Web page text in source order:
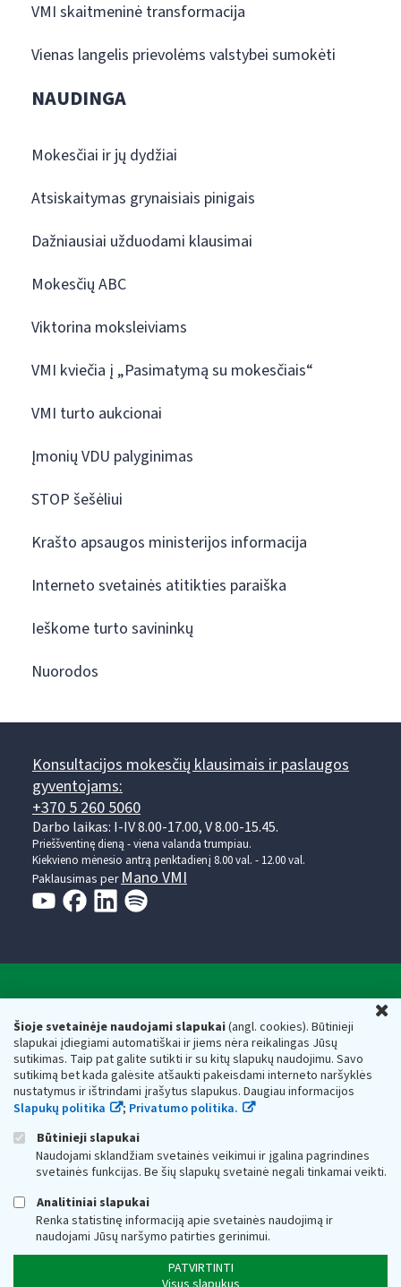
Šioje svetainėje naudojami slapukai(angl. cookies). Būtinieji
slapukai įdiegiami automatiškai ir jiems nėra reikalingas Jūsų
sutikimas. Taip pat galite sutikti ir su kitų slapukų naudojimu. Savo
sutikimą bet kada galėsite atšaukti pakeisdami interneto naršyklės
nustatymus ir ištrindami įrašytus slapukus. Daugiau informacijos
Slapukų politika
; Privatumo politika.
Būtinieji slapukai
Naudojami sklandžiam svetainės veikimui ir įgalina pagrindines
svetainės funkcijas. Be šių slapukų svetainė negali tinkamai veikti.
Analitiniai slapukai
Renka statistinę informaciją apie svetainės naudojimą ir
naudojami Jūsų naršymo patirties gerinimui.
PATVIRTINTI
VMI skaitmeninė transformacija
Vienas langelis prievolėms valstybei sumokėti
NAUDINGA
Mokesčiai ir jų dydžiai
Atsiskaitymas grynaisiais pinigais
Dažniausiai užduodami klausimai
Mokesčių ABC
Viktorina moksleiviams
VMI kviečia į „Pasimatymą su mokesčiais“
VMI turto aukcionai
Įmonių VDU palyginimas
STOP šešėliui
Krašto apsaugos ministerijos informacija
Interneto svetainės atitikties paraiška
Ieškome turto savininkų
Nuorodos
Konsultacijos mokesčių klausimais ir paslaugos
gyventojams:
+370 5 260 5060
Darbo laikas: I-IV 8.00-17.00, V 8.00-15.45.
Prieššventinę dieną - viena valanda trumpiau.
Kiekvieno mėnesio antrą penktadienį 8.00 val. - 12.00 val.
Paklausimas per Mano VMI
Respublikos finansų ministerijos
Biudžetinė įstaiga. Juridinio asmens kodas — 188659752,
adresas: Vasario 16-osios g. 14, 01107 Vilnius, Lietuva, el.paštas:
vmi@vmi.lt, E. pristatymo dėžutės adresas 188659752
Duomenys apie Valstybinę mokesčių inspekciją prie Lietuvos
Respublikos finansų ministerijos kaupiami ir saugomi Juridinių